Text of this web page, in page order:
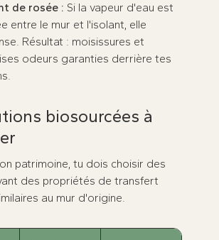
de rosée : Si la vapeur d'eau est
entre le mur et l'isolant, elle
Résultat : moisissures et
odeurs garanties derrière tes
biosourcées à
patrimoine, tu dois choisir des
des propriétés de transfert
au mur d'origine.